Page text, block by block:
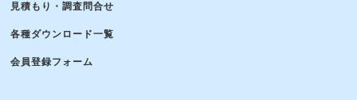
見積もり・調査問合せ
各種ダウンロード一覧
会員登録フォーム